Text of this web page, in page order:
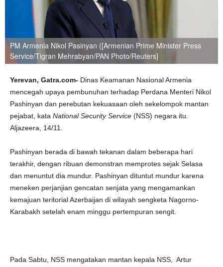
PM Armenia Nikol Pasinyan ([Armenian Prime Minister Press
Service/Tigran Mehrabyan/PAN Photo/Reuters]
Yerevan, Gatra.com- Dinas Keamanan Nasional Armenia
mencegah upaya pembunuhan terhadap Perdana Menteri Nikol
Pashinyan dan perebutan kekuasaan oleh sekelompok mantan
pejabat, kata National Security Service (NSS) negara itu.
Aljazeera, 14/11.
Pashinyan berada di bawah tekanan dalam beberapa hari
terakhir, dengan ribuan demonstran memprotes sejak Selasa
dan menuntut dia mundur. Pashinyan dituntut mundur karena
meneken perjanjian gencatan senjata yang mengamankan
kemajuan teritorial Azerbaijan di wilayah sengketa Nagorno-
Karabakh setelah enam minggu pertempuran sengit.
Pada Sabtu, NSS mengatakan mantan kepala NSS, Artur